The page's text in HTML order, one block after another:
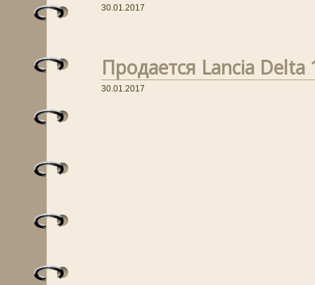
30.01.2017
Продается Lancia Delta
30.01.2017